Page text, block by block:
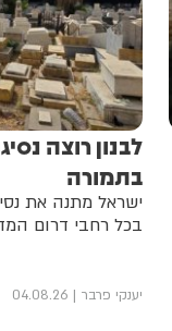
לבנון רוצה
בתמורה
ישראל מתנה את
בכל רחבי דרום
יענקי פרבר 04.08.26